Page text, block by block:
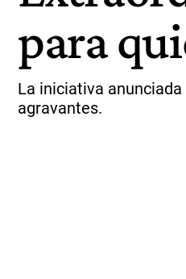
para
La iniciativa
agravantes.